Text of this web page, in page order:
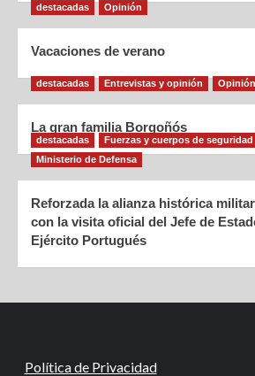
destacadas Opinión
Vacaciones de verano
destacadas Entrevistas y opinión Opinión
La gran familia Borgoñós
destacadas
Fuerzas y cuerpos de seguridad
Ministerio de Defensa
Reforzada la alianza histórica
con la visita oficial del Jefe de
Ejército Portugués
Política de Privacidad